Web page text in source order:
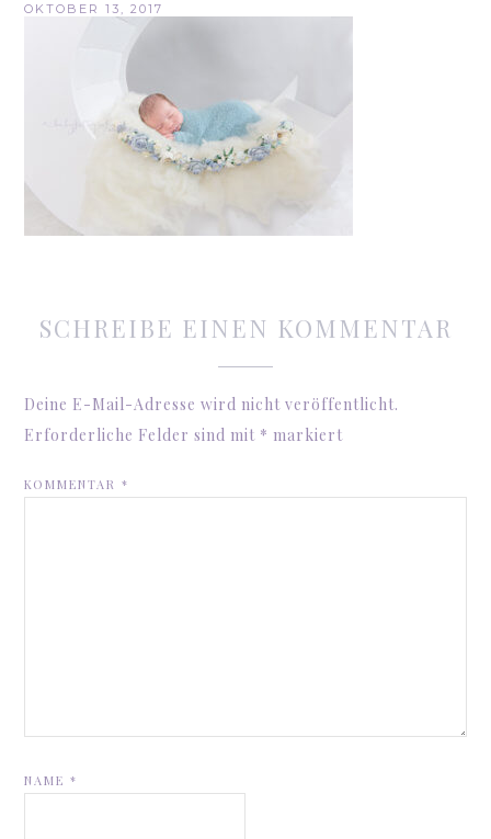
OKTOBER 13, 2017
SCHREIBE EINEN KOMMENTAR
Deine E-Mail-Adresse wird nicht veröffentlicht.
Erforderliche Felder sind mit * markiert
KOMMENTAR*
NAME*